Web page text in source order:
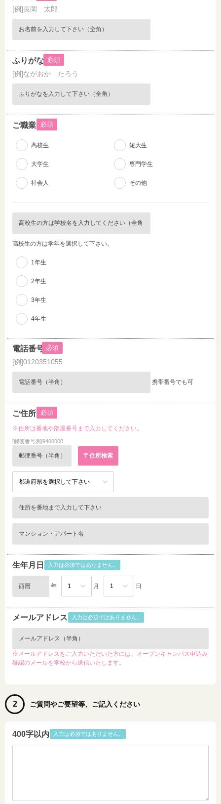
[例]長岡 太郎
必須
ふりがな
[例]ながおか たろう
必須
ご職業
高校生 短大生
大学生 専門学生
社会人 その他
高校生の方は学年を選択して下さい。
1年生
2年生
3年生
4年生
必須
電話番号
[例]0120351055
携帯番号でも可
必須
ご住所
※住所は番地や部屋番号まで入力してください。
[郵便番号例]9400000
入力は必須ではありません。
生年月日
年 月 日
入力は必須ではありません。
メールアドレス
※メールアドレスをご入力いただいた方には、オープンキャンパス申込み
確認のメールを学校から送信いたします。
2 ご質問やご要望等、ご記入ください
400字以内 入力は必須ではありません。